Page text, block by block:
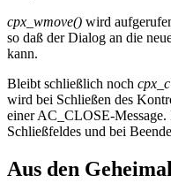
cpx_wmove() wird
so daß der Dialog an die
kann.
Bleibt schließlich noch
wird bei Schließen des
einer AC_CLOSE-
Schließfeldes und bei
Aus den